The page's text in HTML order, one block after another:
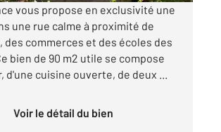
vous propose en exclusivité une
une rue calme à proximité de
des commerces et des écoles des
bien de 90 m2 utile se compose
d'une cuisine ouverte, de deux ...
Voir le détail du bien